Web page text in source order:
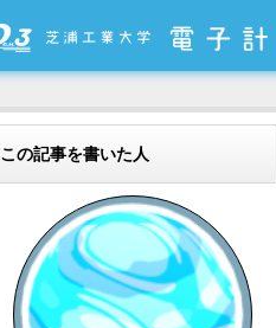
この記事を書いた人